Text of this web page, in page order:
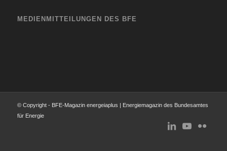
MEDIENMITTEILUNGEN DES BFE
© Copyright - BFE-Magazin energeiaplus | Energiemagazin des Bundesamtes
für Energie